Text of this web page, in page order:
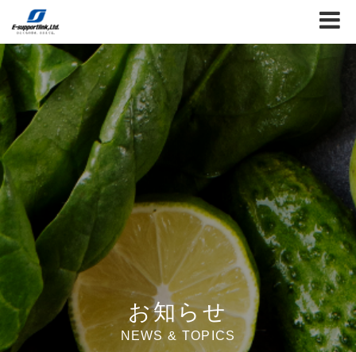
お知らせ
NEWS & TOPICS